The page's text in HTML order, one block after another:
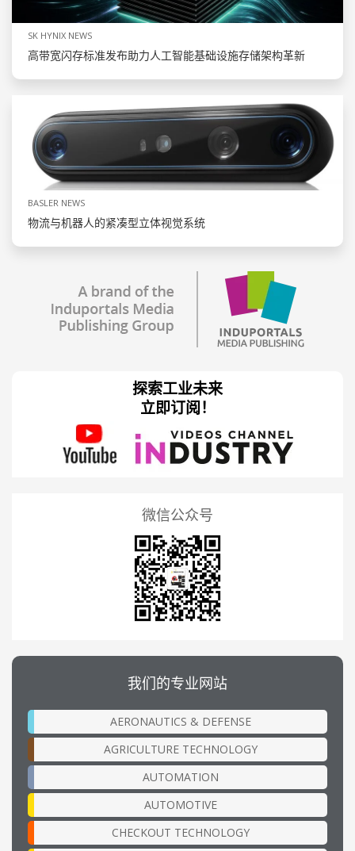
SK HYNIX NEWS
高带宽闪存标准发布助力人工智能基础设施存储架构革新
BASLER NEWS
物流与机器人的紧凑型立体视觉系统
探索工业未来
立即订阅！
微信公众号
我们的专业网站
AERONAUTICS & DEFENSE
AGRICULTURE TECHNOLOGY
AUTOMATION
AUTOMOTIVE
CHECKOUT TECHNOLOGY